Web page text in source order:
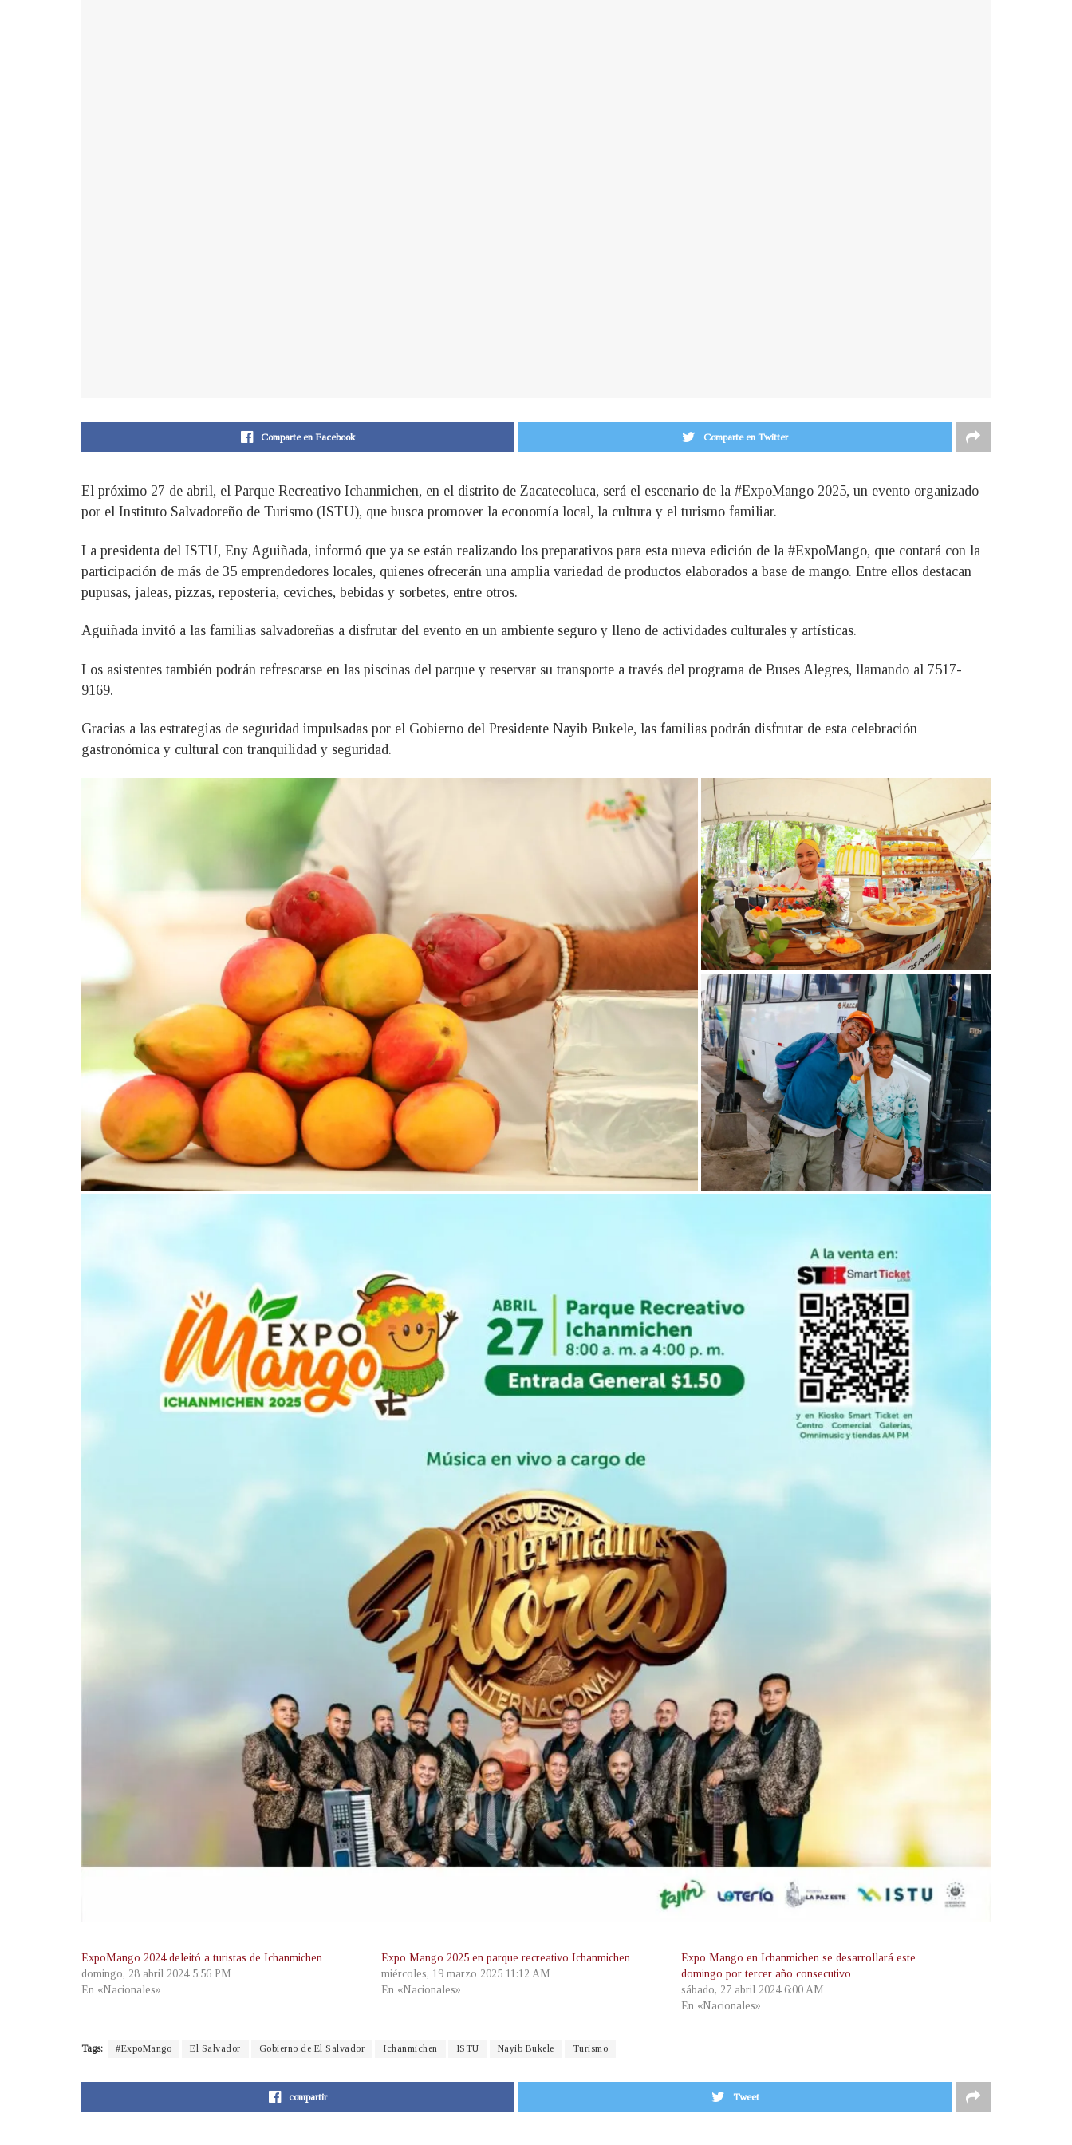
Comparte en Facebook Comparte en Twitter
El próximo 27 de abril, el Parque Recreativo Ichanmichen, en el distrito de Zacatecoluca, será el escenario de la #ExpoMango 2025, un evento organizado
por el Instituto Salvadoreño de Turismo (ISTU), que busca promover la economía local, la cultura y el turismo familiar.
La presidenta del ISTU, Eny Aguiñada, informó que ya se están realizando los preparativos para esta nueva edición de la #ExpoMango, que contará con la
participación de más de 35 emprendedores locales, quienes ofrecerán una amplia variedad de productos elaborados a base de mango. Entre ellos destacan
pupusas, jaleas, pizzas, repostería, ceviches, bebidas y sorbetes, entre otros.
Aguiñada invitó a las familias salvadoreñas a disfrutar del evento en un ambiente seguro y lleno de actividades culturales y artísticas.
Los asistentes también podrán refrescarse en las piscinas del parque y reservar su transporte a través del programa de Buses Alegres, llamando al 7517-
9169.
Gracias a las estrategias de seguridad impulsadas por el Gobierno del Presidente Nayib Bukele, las familias podrán disfrutar de esta celebración
gastronómica y cultural con tranquilidad y seguridad.
ExpoMango 2024 deleitó a turistas de Ichanmichen
domingo, 28 abril 2024 5:56 PM
En «Nacionales»
Expo Mango 2025 en parque recreativo Ichanmichen
miércoles, 19 marzo 2025 11:12 AM
En «Nacionales»
Expo Mango en Ichanmichen se desarrollará este
domingo por tercer año consecutivo
sábado, 27 abril 2024 6:00 AM
En «Nacionales»
Tags: #ExpoMango El Salvador Gobierno de El Salvador Ichanmichen ISTU Nayib Bukele Turismo
compartir Tweet